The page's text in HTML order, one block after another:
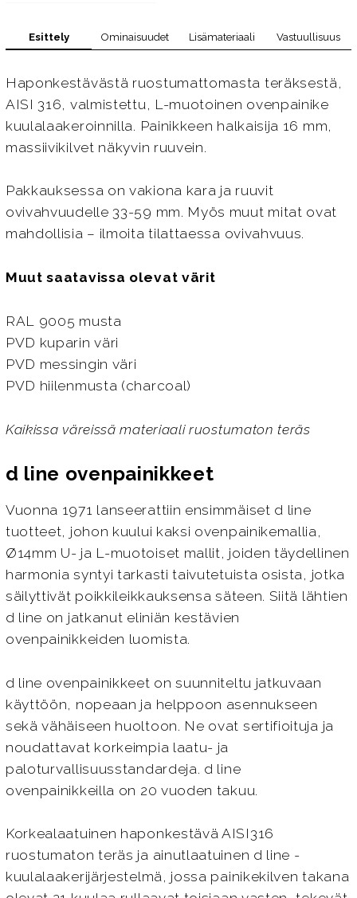
Esittely Ominaisuudet Lisämateriaali Vastuullisuus
Haponkestävästä ruostumattomasta teräksestä,
AISI 316, valmistettu, L-muotoinen ovenpainike
kuulalaakeroinnilla. Painikkeen halkaisija 16 mm,
massiivikilvet näkyvin ruuvein.
Pakkauksessa on vakiona kara ja ruuvit
ovivahvuudelle 33-59 mm. Myös muut mitat ovat
mahdollisia – ilmoita tilattaessa ovivahvuus.
Muut saatavissa olevat värit
RAL 9005 musta
PVD kuparin väri
PVD messingin väri
PVD hiilenmusta (charcoal)
Kaikissa väreissä materiaali ruostumaton teräs
d line ovenpainikkeet
Vuonna 1971 lanseerattiin ensimmäiset d line
tuotteet, johon kuului kaksi ovenpainikemallia,
Ø14mm U- ja L-muotoiset mallit, joiden täydellinen
harmonia syntyi tarkasti taivutetuista osista, jotka
säilyttivät poikkileikkauksensa säteen. Siitä lähtien
d line on jatkanut eliniän kestävien
ovenpainikkeiden luomista.
d line ovenpainikkeet on suunniteltu jatkuvaan
käyttöön, nopeaan ja helppoon asennukseen
sekä vähäiseen huoltoon. Ne ovat sertifioituja ja
noudattavat korkeimpia laatu- ja
paloturvallisuusstandardeja. d line
ovenpainikkeilla on 20 vuoden takuu.
Korkealaatuinen haponkestävä AISI316
ruostumaton teräs ja ainutlaatuinen d line -
kuulalaakerijärjestelmä, jossa painikekilven takana